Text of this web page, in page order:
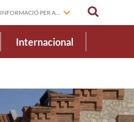
INFORMACIÓ PER A...
Internacional